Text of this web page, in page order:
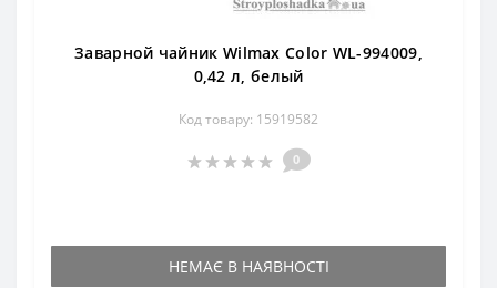
Заварной чайник Wilmax Color WL-994009,
0,42 л, белый
Код товару: 15919582
0
НЕМАЄ В НАЯВНОСТІ